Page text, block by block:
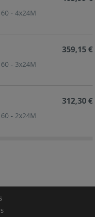
- 4x24M
- 3x24M
359,15 €
- 2x24M
312,30 €